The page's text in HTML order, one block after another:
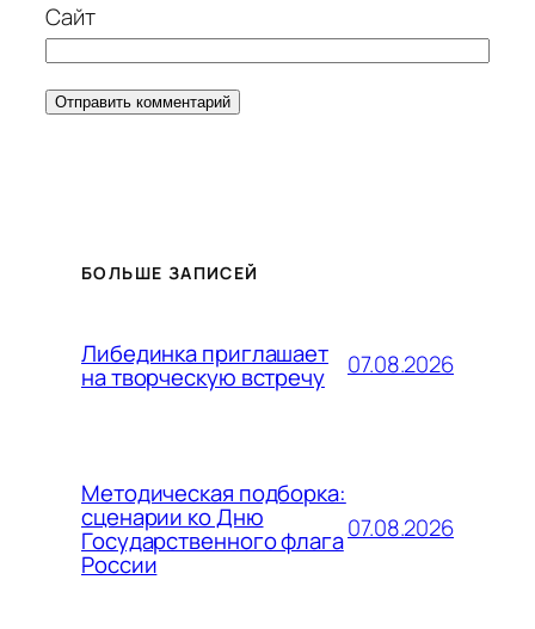
Сайт
БОЛЬШЕ ЗАПИСЕЙ
Либединка приглашает
на творческую встречу 07.08.2026
Методическая подборка:
сценарии ко Дню
Государственного флага
России
07.08.2026